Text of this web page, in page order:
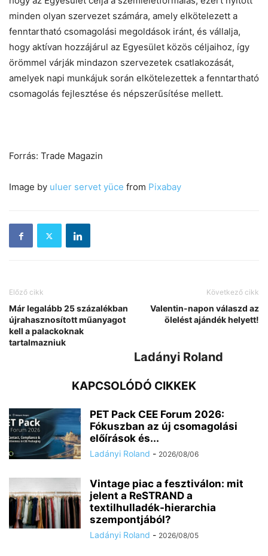
minden olyan szervezet számára, amely elkötelezett a
fenntartható csomagolási megoldások iránt, és vállalja,
hogy aktívan hozzájárul az Egyesület közös céljaihoz, így
örömmel várják mindazon szervezetek csatlakozását,
amelyek napi munkájuk során elkötelezettek a fenntartható
csomagolás fejlesztése és népszerűsítése mellett.
Forrás: Trade Magazin
Image by uluer servet yüce from Pixabay
Előző cikk
Már legalább 25 százalékban
újrahasznosított műanyagot
kell a palackoknak
tartalmazniuk
Következő cikk
Valentin-napon válaszd az
ölelést ajándék helyett!
Ladányi Roland
KAPCSOLÓDÓ CIKKEK
PET Pack CEE Forum 2026:
Fókuszban az új csomagolási
előírások és...
Ladányi Roland - 2026/08/06
Vintage piac a fesztiválon: mit
jelent a ReSTRAND a
textilhulladék-hierarchia
szempontjából?
Ladányi Roland - 2026/08/05